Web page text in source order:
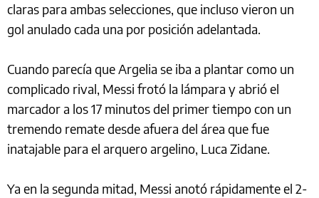
claras para ambas selecciones, que incluso vieron un
gol anulado cada una por posición adelantada.
Cuando parecía que Argelia se iba a plantar como un
complicado rival, Messi frotó la lámpara y abrió el
marcador a los 17 minutos del primer tiempo con un
tremendo remate desde afuera del área que fue
inatajable para el arquero argelino, Luca Zidane.
Ya en la segunda mitad, Messi anotó rápidamente el 2-